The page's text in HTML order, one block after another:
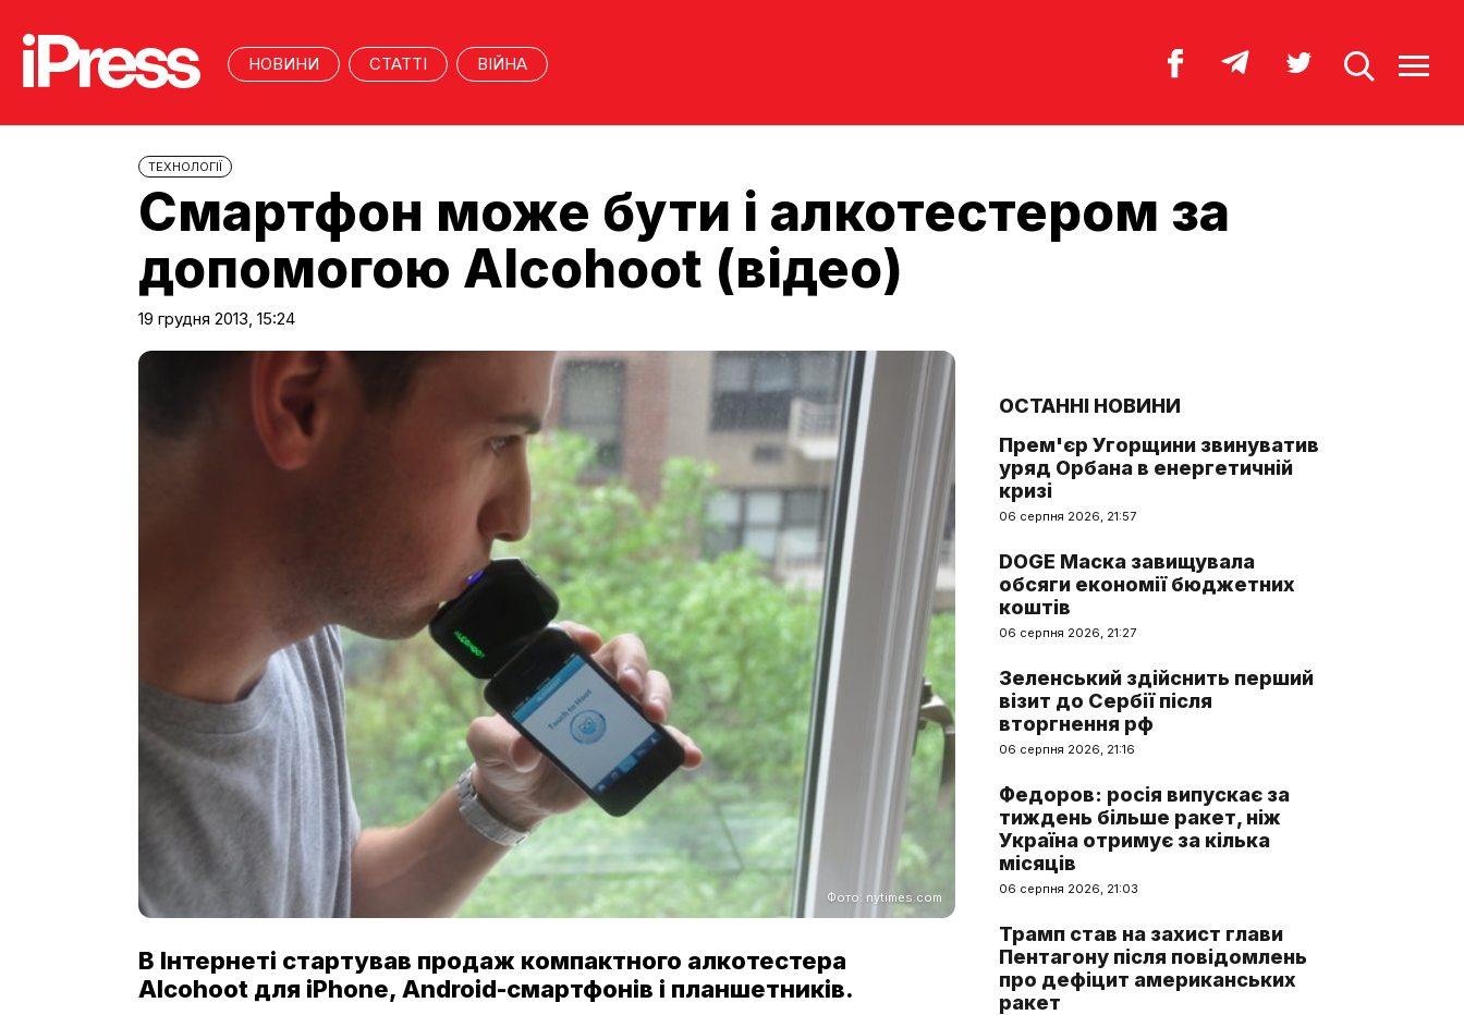
НОВИНИ СТАТТІ ВІЙНА
ТЕХНОЛОГІЇ
Смартфон може бути і алкотестером за
допомогою Alcohoot (відео)
19 грудня 2013, 15:24
Фото: nytimes.com
В Інтернеті стартував продаж компактного алкотестера
Alcohoot для iPhone, Android-смартфонів і планшетників.
ОСТАННІ НОВИНИ
Прем'єр Угорщини звинуватив
уряд Орбана в енергетичній
кризі
06 серпня 2026, 21:57
DOGE Маска завищувала
обсяги економії бюджетних
коштів
06 серпня 2026, 21:27
Зеленський здійснить перший
візит до Сербії після
вторгнення рф
06 серпня 2026, 21:16
Федоров: росія випускає за
тиждень більше ракет, ніж
Україна отримує за кілька
місяців
06 серпня 2026, 21:03
Трамп став на захист глави
Пентагону після повідомлень
про дефіцит американських
ракет